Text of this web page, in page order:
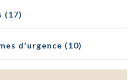
(17)
d'urgence (10)